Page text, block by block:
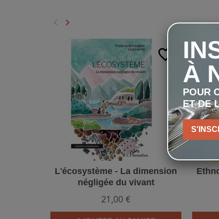
Précédent
keyboard_arrow_left Suivant
keyboard_arrow_right
favorite_border
L'écosystème - La dimension
négligée du vivant
21,00 €
À
POUR
ET DE